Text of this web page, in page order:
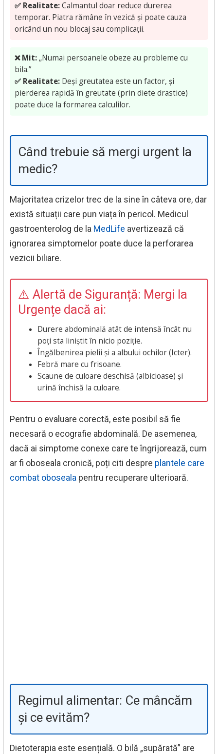
✅ Realitate:Calmantul doar reduce durerea
temporar. Piatra rămâne în vezică și poate cauza
oricând un nou blocaj sau complicații.
❌ Mit: „Numai persoanele obeze au probleme cu
bila.”
✅ Realitate: Deși greutatea este un factor, și
pierderea rapidă în greutate (prin diete drastice)
poate duce la formarea calculilor.
Când trebuie să mergi urgent la
medic?
Majoritatea crizelor trec de la sine în câteva ore, dar
există situații care pun viața în pericol. Medicul
gastroenterolog de la MedLife avertizează că
ignorarea simptomelor poate duce la perforarea
vezicii biliare.
⚠️ Alertă de Siguranță: Mergi la
Urgențe dacă ai:
Durere abdominală atât de intensă încât nu
poți sta liniștit în nicio poziție.
Îngălbenirea pielii și a albului ochilor (Icter).
Febră mare cu frisoane.
Scaune de culoare deschisă (albicioase) și
urină închisă la culoare.
Pentru o evaluare corectă, este posibil să fie
necesară o ecografie abdominală. De asemenea,
dacă ai simptome conexe care te îngrijorează, cum
ar fi oboseala cronică, poți citi despre plantele care
combat oboseala pentru recuperare ulterioară.
Regimul alimentar: Ce mâncăm
și ce evităm?
Dietoterapia este esențială. O bilă „supărată” are